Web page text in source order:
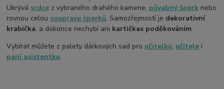
Ukrývá srdce z vybraného drahého kamene, půvabný šperk nebo
rovnou celou soupravu šperků. Samozřejmostí je dekorativní
krabička, a dokonce nechybí ani kartičkas poděkováním.
Vybírat můžete z palety dárkových sad pro učitelku, učitele i
paní asistentku.